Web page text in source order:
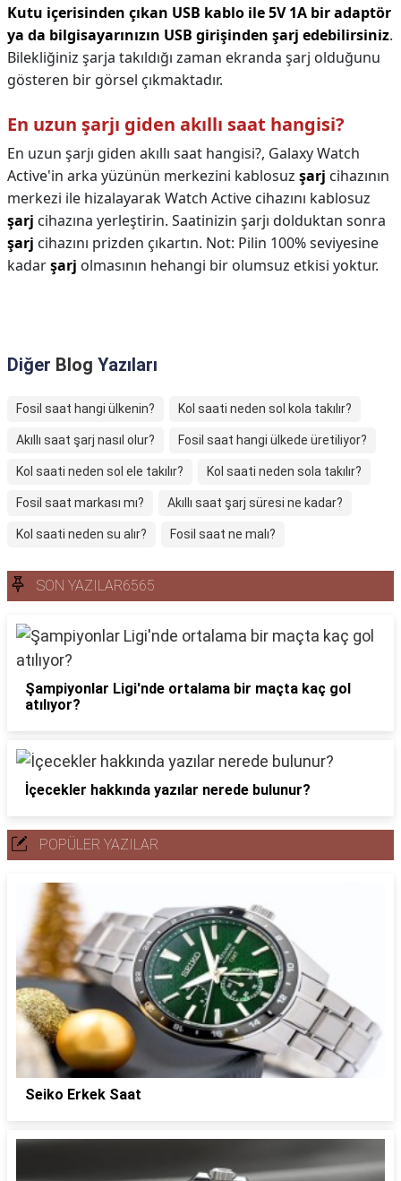
Kutu içerisinden çıkan USB kablo ile 5V 1A bir adaptör
ya da bilgisayarınızın USB girişinden şarj edebilirsiniz.
Bilekliğiniz şarja takıldığı zaman ekranda şarj olduğunu
gösteren bir görsel çıkmaktadır.
En uzun şarjı giden akıllı saat hangisi?
En uzun şarjı giden akıllı saat hangisi?, Galaxy Watch
Active'in arka yüzünün merkezini kablosuz şarj cihazının
merkezi ile hizalayarak Watch Active cihazını kablosuz
şarj cihazına yerleştirin. Saatinizin şarjı dolduktan sonra
şarj cihazını prizden çıkartın. Not: Pilin 100% seviyesine
kadarşarj olmasının hehangi bir olumsuz etkisi yoktur.
Diğer Blog Yazıları
Fosil saat hangi ülkenin? Kol saati neden sol kola takılır?
Akıllı saat şarj nasıl olur? Fosil saat hangi ülkede üretiliyor?
Kol saati neden sol ele takılır? Kol saati neden sola takılır?
Fosil saat markası mı? Akıllı saat şarj süresi ne kadar?
Kol saati neden su alır? Fosil saat ne malı?
SON YAZILAR6565
Şampiyonlar Ligi'nde ortalama bir maçta kaç gol
atılıyor?
İçecekler hakkında yazılar nerede bulunur?
POPÜLER YAZILAR
Seiko Erkek Saat